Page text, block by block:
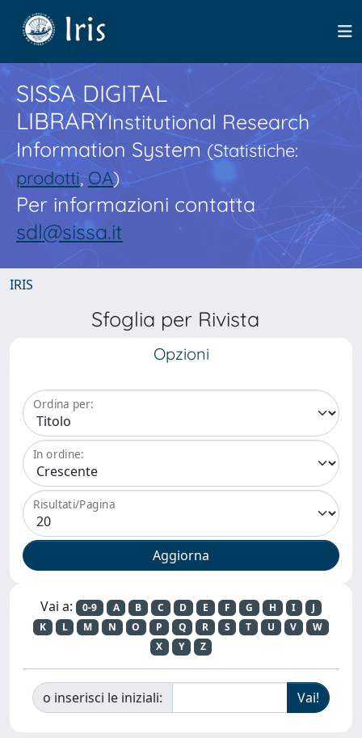
SISSA DIGITAL
LIBRARYInstitutional Research
Information System(Statistiche:
prodotti,OA)
Per informazioni contatta
sdl@sissa.it
IRIS
Sfoglia per Rivista
Opzioni
Ordina per:
In ordine:
Risultati/Pagina
Vai a: 0-9 A B C D E F G H I
J
K
L M N O P Q R S T U V
W
X
Y Z
o inserisci le iniziali: